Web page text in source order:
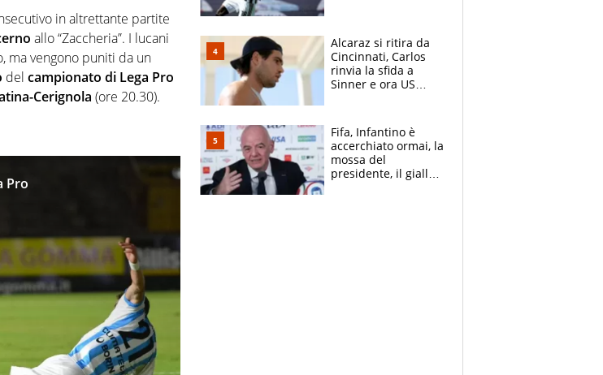
in altrettante partite
allo “Zaccheria”. I lucani
ma vengono puniti da un
del campionato di Lega Pro
Cerignola (ore 20.30).
Pro
Alcaraz si ritira da
Cincinnati, Carlos
rinvia la sfida a
Sinner e ora US
Fifa, Infantino è
accerchiato ormai, la
mossa del
presidente, il giallo